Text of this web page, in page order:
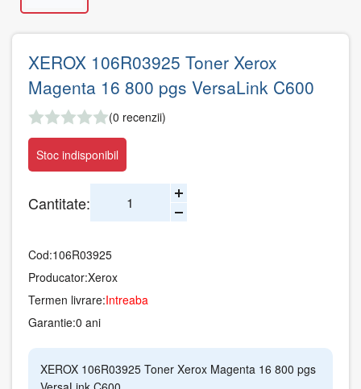
XEROX 106R03925 Toner Xerox
Magenta 16 800 pgs VersaLink C600
(0 recenzii)
Stoc indisponibil
Cantitate:
Cod:106R03925
Producator:Xerox
Termen livrare:Intreaba
Garantie:0 ani
XEROX 106R03925 Toner Xerox Magenta 16 800 pgs